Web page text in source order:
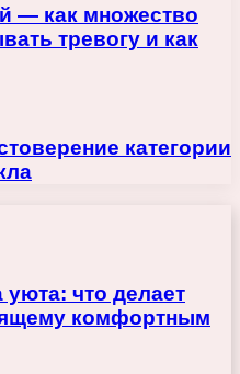
— как множество
тревогу и как
категории
что делает
комфортным